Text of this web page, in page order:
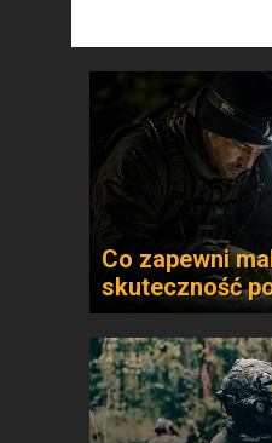
Co zapewni
skuteczność